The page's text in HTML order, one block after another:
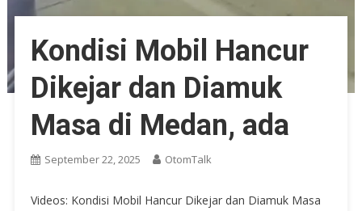
Kondisi Mobil Hancur
Dikejar dan Diamuk
Masa di Medan, ada
September 22, 2025 OtomTalk
Videos: Kondisi Mobil Hancur Dikejar dan Diamuk Masa